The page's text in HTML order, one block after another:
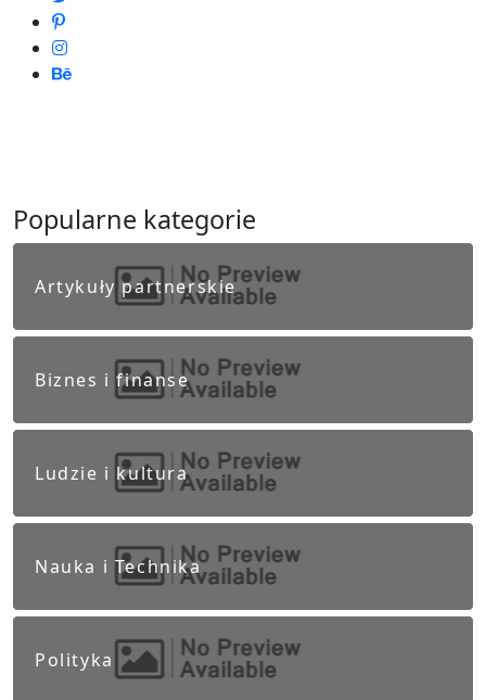
Popularne kategorie
Artykuły partnerskie
Biznes i finanse
Ludzie i kultura
Nauka i Technika
Polityka